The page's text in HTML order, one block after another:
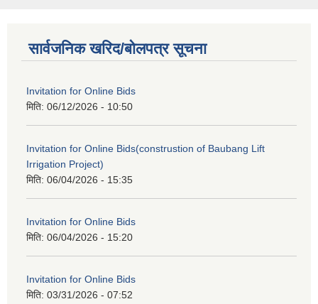
सार्वजनिक खरिद/बोलपत्र सूचना
Invitation for Online Bids
मिति: 06/12/2026 - 10:50
Invitation for Online Bids(construstion of Baubang Lift
Irrigation Project)
मिति: 06/04/2026 - 15:35
Invitation for Online Bids
मिति: 06/04/2026 - 15:20
Invitation for Online Bids
मिति: 03/31/2026 - 07:52